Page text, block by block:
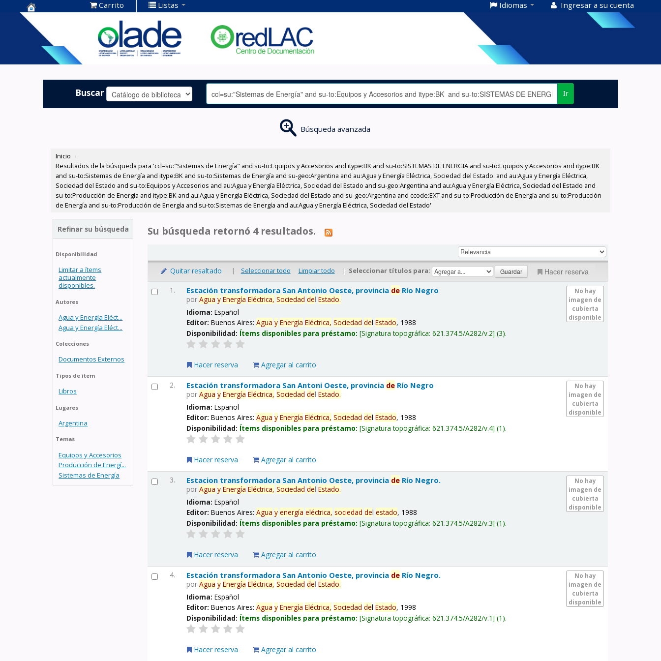
Centro de
Documentación
OLADE -
Carrito Listas Idiomas Ingresar a su cuenta
Buscar Ir
Búsqueda avanzada
Inicio ›
Resultados de la búsqueda para 'ccl=su:"Sistemas de Energía" and su-to:Equipos y Accesorios and itype:BK and su-to:SISTEMAS DE ENERGIA and su-to:Equipos y Accesorios and itype:BK
and su-to:Sistemas de Energía and itype:BK and su-to:Sistemas de Energía and su-geo:Argentina and au:Agua y Energía Eléctrica, Sociedad del Estado. and au:Agua y Energía Eléctrica,
Sociedad del Estado and su-to:Equipos y Accesorios and au:Agua y Energía Eléctrica, Sociedad del Estado and su-geo:Argentina and au:Agua y Energía Eléctrica, Sociedad del Estado and
su-to:Producción de Energía and itype:BK and au:Agua y Energía Eléctrica, Sociedad del Estado and su-geo:Argentina and ccode:EXT and su-to:Producción de Energía and su-to:Producción
de Energía and su-to:Producción de Energía and su-to:Sistemas de Energía and au:Agua y Energía Eléctrica, Sociedad del Estado'
Refinar su búsqueda
Disponibilidad
Limitar a ítems
actualmente
disponibles.
Autores
Agua y Energía Eléct...
Agua y Energía Eléct...
Colecciones
Documentos Externos
Tipos de ítem
Libros
Lugares
Argentina
Temas
Equipos y Accesorios
Producción de Energí...
Sistemas de Energía
Su búsqueda retornó 4 resultados.
Quitar resaltado | Seleccionar todo Limpiar todo | Seleccionar títulos para: Hacer reserva
1.
No hay
imagen de
cubierta
disponible
Estación transformadora San Antonio Oeste, provincia de Río Negro
porAgua y Energía Eléctrica, Sociedad delEstado.
Idioma:Español
Editor:Buenos Aires:Agua y Energía Eléctrica, Sociedad delEstado, 1988
Disponibilidad: Ítems disponibles para préstamo: Signatura topográfica:621.374.5/A282/v.2 (3).
Hacer reserva Agregar al carrito
2.
No hay
imagen de
cubierta
disponible
Estación transformadora San Antoni Oeste, provincia de Río Negro
porAgua y Energía Eléctrica, Sociedad delEstado.
Idioma:Español
Editor:Buenos Aires:Agua y Energía Eléctrica, Sociedad delEstado, 1988
Disponibilidad: Ítems disponibles para préstamo: Signatura topográfica:621.374.5/A282/v.4 (1).
Hacer reserva Agregar al carrito
3.
No hay
imagen de
cubierta
disponible
Estacion transformadora San Antonio Oeste, provincia de Río Negro.
porAgua y Energía Eléctrica, Sociedad delEstado.
Idioma:Español
Editor:Buenos Aires:Agua y energía eléctrica, sociedad delestado, 1988
Disponibilidad: Ítems disponibles para préstamo: Signatura topográfica:621.374.5/A282/v.3 (1).
Hacer reserva Agregar al carrito
4.
No hay
imagen de
cubierta
disponible
Estación transformadora San Antonio Oeste, provincia de Río Negro.
porAgua y Energía Eléctrica, Sociedad delEstado.
Idioma:Español
Editor:Buenos Aires:Agua y Energía Eléctrica, Sociedad delEstado, 1998
Disponibilidad: Ítems disponibles para préstamo: Signatura topográfica:621.374.5/A282/v.1 (1).
Hacer reserva Agregar al carrito